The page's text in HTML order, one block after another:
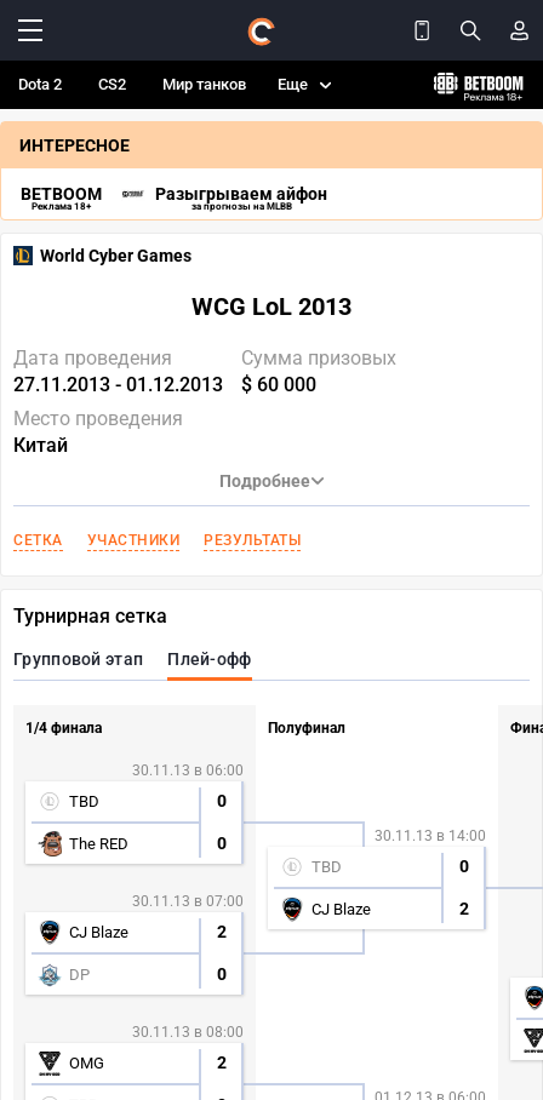
Dota 2 CS2 Мир танков Еще
ИНТЕРЕСНОЕ
BETBOOM
Реклама 18+
Разыгрываем айфон
за прогнозы на MLBB
World Cyber Games
WCG LoL 2013
Дата проведения
27.11.2013 - 01.12.2013
Сумма призовых
$ 60 000
Место проведения
Китай
Подробнее
СЕТКА УЧАСТНИКИ РЕЗУЛЬТАТЫ
Турнирная сетка
Групповой этап Плей-офф
1/4 финала
30.11.13 в 06:00
TBD 0
The RED 0
30.11.13 в 07:00
CJ Blaze 2
DP 0
30.11.13 в 08:00
OMG 2
Полуфинал
30.11.13 в 14:00
TBD 0
CJ Blaze 2